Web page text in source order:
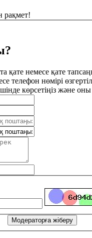
рақмет!
қате немесе қате
телефон нөмірі
көрсетіңіз және оны
Модераторға жіберу